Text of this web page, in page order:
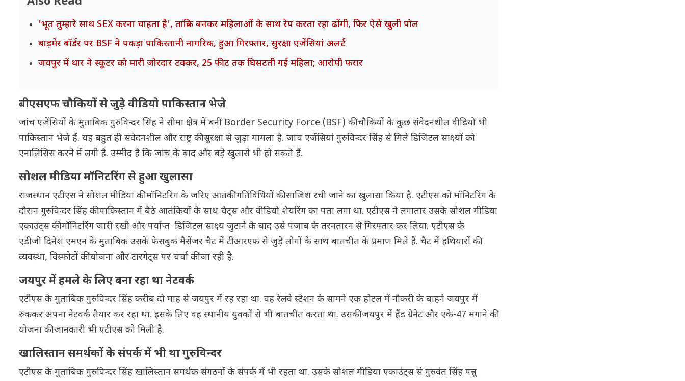
'भूत तुम्हारे साथ SEX करना चाहता है', तांत्रिक बनकर महिलाओं के साथ रेप करता रहा ढोंगी, फिर ऐसे खुली पोल
बाड़मेर बॉर्डर पर BSF ने पकड़ा पाकिस्तानी नागरिक, हुआ गिरफ्तार, सुरक्षा एजेंसियां अलर्ट
जयपुर में थार ने स्कूटर को मारी जोरदार टक्कर, 25 फीट तक घिसटती गई महिला; आरोपी फरार
बीएसएफ चौकियों से जुड़े वीडियो पाकिस्तान भेजे
जांच एजेंसियों के मुताबिक गुरुविन्दर सिंह ने सीमा क्षेत्र में बनी Border Security Force (BSF) की चौकियों के कुछ संवेदनशील वीडियो भी
पाकिस्तान भेजे हैं. यह बहुत ही संवेदनशील और राष्ट्र की सुरक्षा से जुड़ा मामला है. जांच एजेंसियां गुरुविन्दर सिंह से मिले डिजिटल साक्ष्यों को
एनालिसिस करने में लगी है. उम्मीद है कि जांच के बाद और बड़े खुलासे भी हो सकते हैं.
सोशल मीडिया मॉनिटरिंग से हुआ खुलासा
राजस्थान एटीएस ने सोशल मीडिया की मॉनिटरिंग के जरिए आतंकी गतिविधियों की साजिश रची जाने का खुलासा किया है. एटीएस को मॉनिटरिंग के
दौरान गुरुविन्दर सिंह की पाकिस्तान में बैठे आतंकियों के साथ चैट्स और वीडियो शेयरिंग का पता लगा था. एटीएस ने लगातार उसके सोशल मीडिया
एकाउंट्स की मॉनिटरिंग जारी रखी और पर्याप्त ‌डिजिटल साक्ष्य जुटाने के बाद उसे पंजाब के तरनतारन से गिरफ्तार कर लिया. एटीएस के
एडीजी दिनेश एमएन के मुताबिक उसके फेसबुक मैसेंजर चैट में टीआरएफ से जुड़े लोगों के साथ बातचीत के प्रमाण मिले हैं. चैट में हथियारों की
व्यवस्था, विस्फोटों की योजना और टारगेट्स पर चर्चा की जा रही है.
जयपुर में हमले के लिए बना रहा था नेटवर्क
एटीएस के मुताबिक गुरुविन्दर सिंह करीब दो माह से जयपुर में रह रहा था. वह रेलवे स्टेशन के सामने एक होटल में नौकरी के बाहने जयपुर में
रुककर अपना नेटवर्क तैयार कर रहा था. इसके लिए वह स्थानीय युवकों से भी बातचीत करता था. उसकी जयपुर में हैंड ग्रेनेट और एके-47 मंगाने की
योजना की जानकारी भी एटीएस को मिली है.
खालिस्तान समर्थकों के संपर्क में भी था गुरुविन्दर
एटीएस के मुताबिक गुरुविन्दर सिंह खालिस्तान समर्थक संगठनों के संपर्क में भी रह‌ता था. उसके सोशल मीडिया एकाउंट्स से गुरुवंत सिंह पन्नू